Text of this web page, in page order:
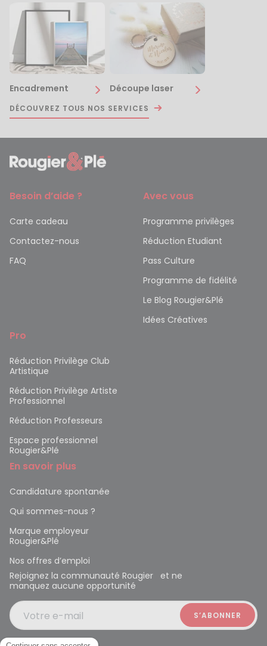
Encadrement Découpe laser
DÉCOUVREZ TOUS NOS SERVICES
Besoin d’aide ?
Carte cadeau
Contactez-nous
FAQ
Avec vous
Programme privilèges
Réduction Etudiant
Pass Culture
Programme de fidélité
Le Blog Rougier&Plé
Idées Créatives
Pro
Réduction Privilège Club
Artistique
Réduction Privilège Artiste
Professionnel
Réduction Professeurs
Espace professionnel
Rougier&Plé
En savoir plus
Candidature spontanée
Qui sommes-nous ?
Marque employeur
Rougier&Plé
Nos offres d’emploi
Rejoignez la communauté Rougier et ne
manquez aucune opportunité
Votre e-mail